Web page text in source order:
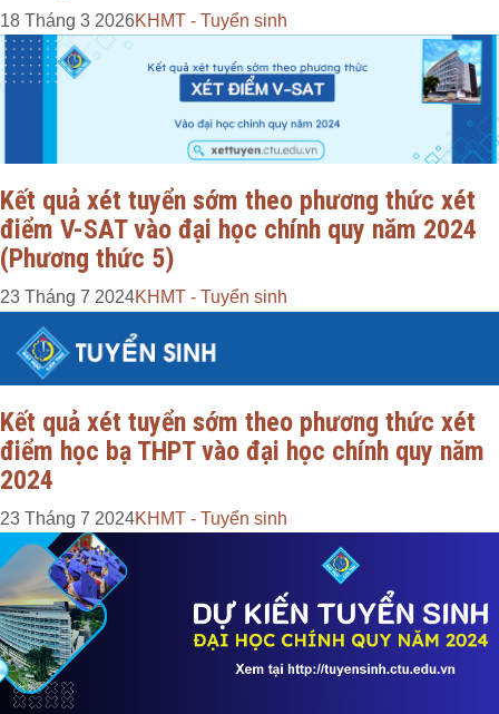
18 Tháng 3 2026KHMT - Tuyển sinh
Kết quả xét tuyển sớm theo phương thức xét
điểm V-SAT vào đại học chính quy năm 2024
(Phương thức 5)
23 Tháng 7 2024KHMT - Tuyển sinh
Kết quả xét tuyển sớm theo phương thức xét
điểm học bạ THPT vào đại học chính quy năm
2024
23 Tháng 7 2024KHMT - Tuyển sinh